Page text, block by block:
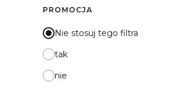
PROMOCJA
Nie stosuj tego filtra
tak
nie